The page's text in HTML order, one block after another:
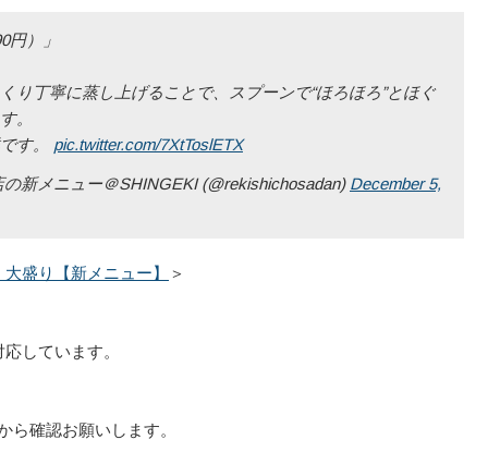
円）」
り丁寧に蒸し上げることで、スプーンで“ほろほろ”とほぐ
。
す。 pic.twitter.com/7XtToslETX
新メニュー＠SHINGEKI (@rekishichosadan) December 5,
盛り【新メニュー】 ＞
しています。
ら確認お願いします。